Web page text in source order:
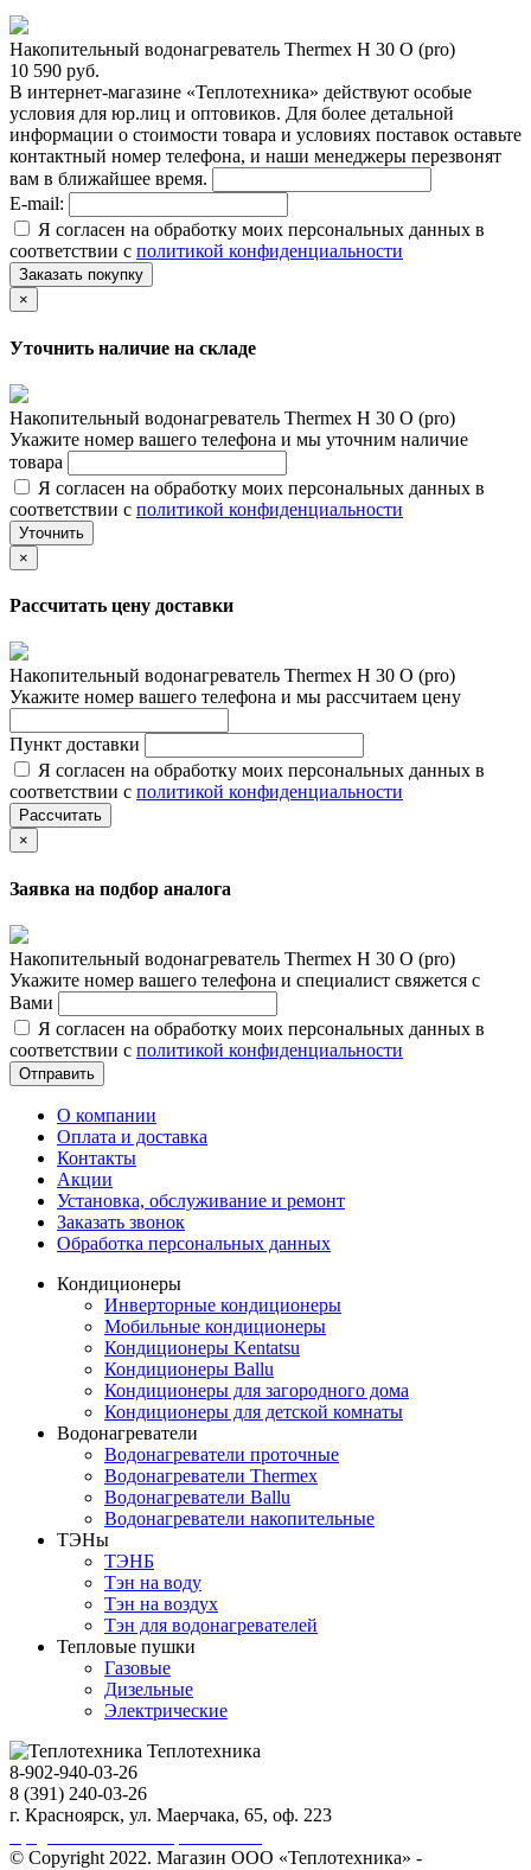
Накопительный водонагреватель Thermex H 30 O (pro)
10 590 руб.
В интернет-магазине «Теплотехника» действуют особые
условия для юр.лиц и оптовиков. Для более детальной
информации о стоимости товара и условиях поставок оставьте
контактный номер телефона, и наши менеджеры перезвонят
вам в ближайшее время.
E-mail:
Я согласен на обработку моих персональных данных в
соответствии с политикой конфиденциальности
Заказать покупку
×
Уточнить наличие на складе
Накопительный водонагреватель Thermex H 30 O (pro)
Укажите номер вашего телефона и мы уточним наличие
товара
Я согласен на обработку моих персональных данных в
соответствии с политикой конфиденциальности
Уточнить
×
Рассчитать цену доставки
Накопительный водонагреватель Thermex H 30 O (pro)
Укажите номер вашего телефона и мы рассчитаем цену
Пункт доставки
Я согласен на обработку моих персональных данных в
соответствии с политикой конфиденциальности
Рассчитать
×
Заявка на подбор аналога
Накопительный водонагреватель Thermex H 30 O (pro)
Укажите номер вашего телефона и специалист свяжется с
Вами
Я согласен на обработку моих персональных данных в
соответствии с политикой конфиденциальности
Отправить
О компании
Оплата и доставка
Контакты
Акции
Установка, обслуживание и ремонт
Заказать звонок
Обработка персональных данных
Кондиционеры
Инверторные кондиционеры
Мобильные кондиционеры
Кондиционеры Kentatsu
Кондиционеры Ballu
Кондиционеры для загородного дома
Кондиционеры для детской комнаты
Водонагреватели
Водонагреватели проточные
Водонагреватели Thermex
Водонагреватели Ballu
Водонагреватели накопительные
ТЭНы
ТЭНБ
Тэн на воду
Тэн на воздух
Тэн для водонагревателей
Тепловые пушки
Газовые
Дизельные
Электрические
Теплотехника
8-902-940-03-26
8 (391) 240-03-26
г. Красноярск, ул. Маерчака, 65, оф. 223
© Copyright 2022. Магазин ООО «Теплотехника» -